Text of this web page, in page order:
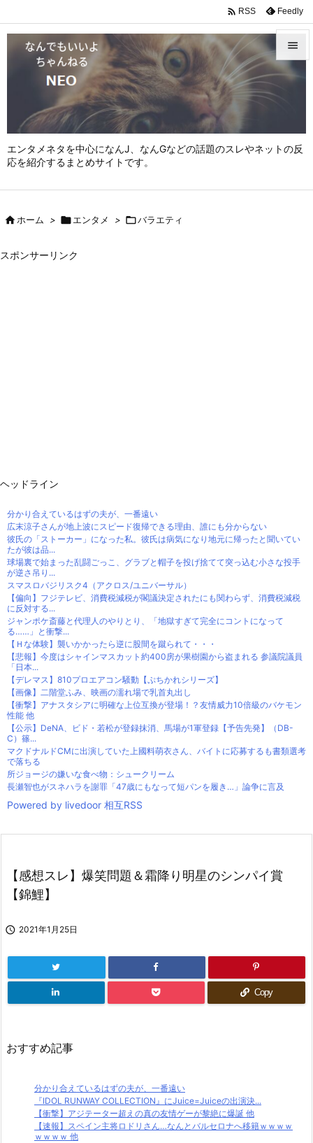
エンタメネタを中心になんJ、なんGなどの話題のスレやネットの反
応を紹介するまとめサイトです。



 RSS Feedly
ホーム > エンタメ > バラエティ
スポンサーリンク
ヘッドライン
分かり合えているはずの夫が、一番遠い
広末涼子さんが地上波にスピード復帰できる理由、誰にも分からない
彼氏の「ストーカー」になった私。彼氏は病気になり地元に帰ったと聞いてい
たが彼は品...
球場裏で始まった乱闘ごっこ、グラブと帽子を投げ捨てて突っ込む小さな投手
が逆さ吊り...
スマスロバジリスク4（アクロス/ユニバーサル）
【偏向】フジテレビ、消費税減税が閣議決定されたにも関わらず、消費税減税
に反対する...
ジャンポケ斎藤と代理人のやりとり、「地獄すぎて完全にコントになって
る……」と衝撃...
【Ｈな体験】襲いかかったら逆に股間を蹴られて・・・
【悲報】今度はシャインマスカット約400房が果樹園から盗まれる 参議院議員
「日本...
【デレマス】810プロエアコン騒動【ぷちかれシリーズ】
【画像】二階堂ふみ、映画の濡れ場で乳首丸出し
【衝撃】アナスタシアに明確な上位互換が登場！？友情威力10倍級のバケモン
性能 他
【公示】DeNA、ビド・若松が登録抹消、馬場が1軍登録【予告先発】（DB-
C）篠...
マクドナルドCMに出演していた上國料萌衣さん、バイトに応募するも書類選考
で落ちる
所ジョージの嫌いな食べ物：シュークリーム
長瀬智也がスネハラを謝罪「47歳にもなって短パンを履き…」論争に言及
Powered by livedoor 相互RSS
【感想スレ】爆笑問題＆霜降り明星のシンパイ賞
【錦鯉】
 2021年1月25日
Copy
おすすめ記事
分かり合えているはずの夫が、一番遠い
『IDOL RUNWAY COLLECTION』にJuice=Juiceの出演決...
【衝撃】アジテーター超えの真の友情ゲーが黎絶に爆誕 他
【速報】スペイン主将ロドリさん…なんとバルセロナへ移籍ｗｗｗｗ
ｗｗｗｗ 他